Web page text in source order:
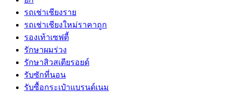
รถเช่าเชียงราย
รถเช่าเชียงใหม่ราคาถูก
รองเท้าเซฟตี้
รักษาผมร่วง
รักษาสิวสเตียรอยด์
รับซักที่นอน
รับซื้อกระเป๋าแบรนด์เนม